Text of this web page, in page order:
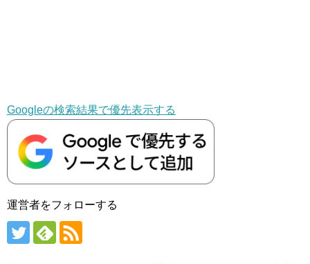
Googleの検索結果で優先表示する
運営者をフォローする